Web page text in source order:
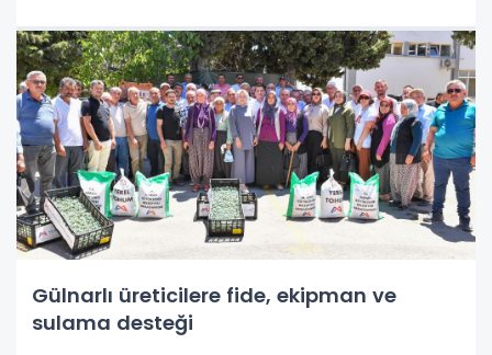
Gülnarlı üreticilere fide, ekipman ve
sulama desteği